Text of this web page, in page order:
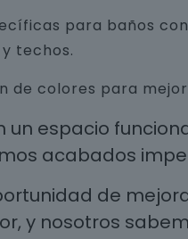
para baños
techos.
de colores para
un espacio
acabados
de
y nosotros